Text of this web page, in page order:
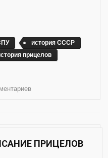
история СССР
прицелов
ПРИЦЕЛОВ